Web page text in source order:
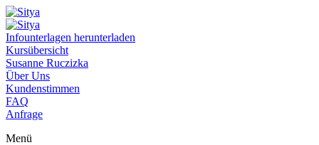
Infounterlagen herunterladen
Kursübersicht
Susanne Ruczizka
Über Uns
Kundenstimmen
FAQ
Anfrage
Menü